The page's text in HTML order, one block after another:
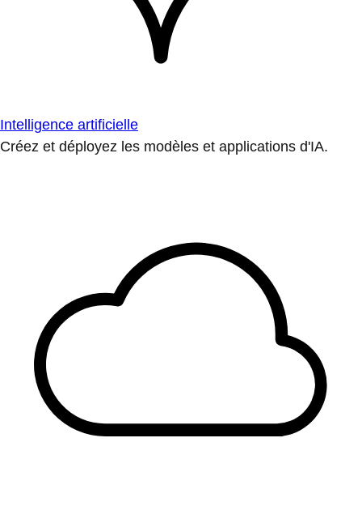
Intelligence artificielle
Créez et déployez les modèles et applications d'IA.